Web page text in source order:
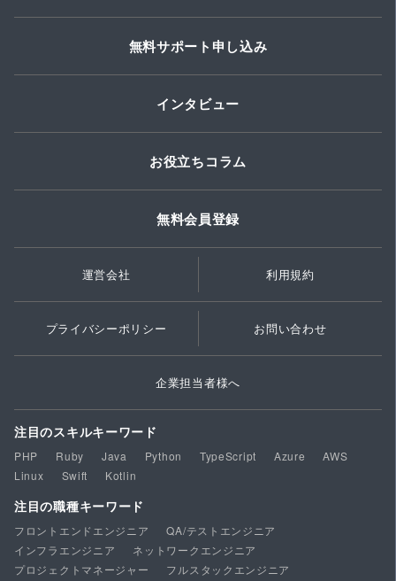
無料サポート申し込み
インタビュー
お役立ちコラム
無料会員登録
運営会社 利用規約
プライバシーポリシー お問い合わせ
企業担当者様へ
注目のスキルキーワード
PHP Ruby Java Python TypeScript Azure
AWS
Linux
Swift Kotlin
注目の職種キーワード
フロントエンドエンジニア
QA/テストエンジニア
インフラエンジニア
ネットワークエンジニア
プロジェクトマネージャー
フルスタックエンジニア